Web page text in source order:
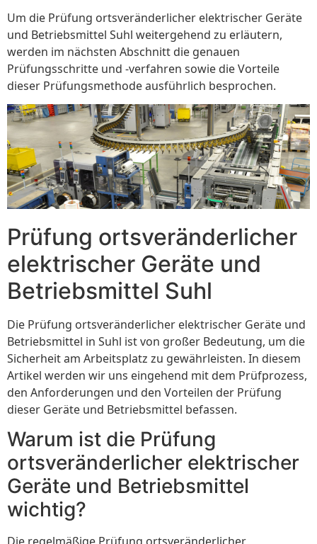
Um die Prüfung ortsveränderlicher elektrischer Geräte
und Betriebsmittel Suhl weitergehend zu erläutern,
werden im nächsten Abschnitt die genauen
Prüfungsschritte und -verfahren sowie die Vorteile
dieser Prüfungsmethode ausführlich besprochen.
Prüfung ortsveränderlicher
elektrischer Geräte und
Betriebsmittel Suhl
Die Prüfung ortsveränderlicher elektrischer Geräte und
Betriebsmittel in Suhl ist von großer Bedeutung, um die
Sicherheit am Arbeitsplatz zu gewährleisten. In diesem
Artikel werden wir uns eingehend mit dem Prüfprozess,
den Anforderungen und den Vorteilen der Prüfung
dieser Geräte und Betriebsmittel befassen.
Warum ist die Prüfung
ortsveränderlicher elektrischer
Geräte und Betriebsmittel
wichtig?